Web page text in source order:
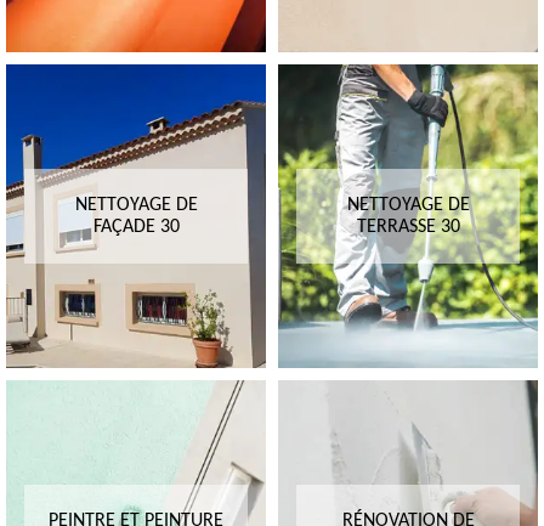
NETTOYAGE DE
FAÇADE 30
NETTOYAGE DE
TERRASSE 30
PEINTRE ET PEINTURE
RÉNOVATION DE